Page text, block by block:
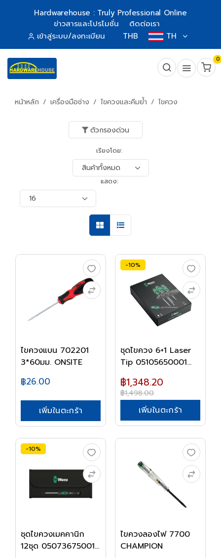
Hardwarehouse : Truly Professional Online
ข่าวสารและโปรโมชั่น
ติดต่อเรา
เข้าสู่ระบบ/ลงทะเบียน
THB TH
0
หน้าหลัก เครื่องมือช่าง ไขควงและคีมย้ำ ไขควง
ตัวกรองด่วน
เรียงโดย:
แสดง:
ไขควงแบน 702201
3*60มม. ONSITE
฿26.00
เพิ่มในตะกร้า
-10%
ชุดไขควง 6+1 Laser
Tip 05105650001...
฿1,348.20
฿1,498.00
เพิ่มในตะกร้า
-10%
ชุดไขควงเมคคานิก
12ชุด 05073675001...
ไขควงลองไฟ 7700
CHAMPION